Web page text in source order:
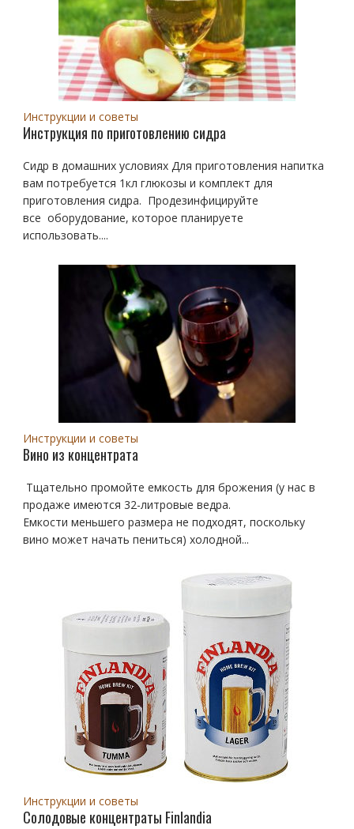
Инструкции и советы
Инструкция по приготовлению сидра
Сидр в домашних условиях Для приготовления напитка
вам потребуется 1кл глюкозы и комплект для
приготовления сидра. Продезинфицируйте
все оборудование, которое планируете
использовать....
Инструкции и советы
Вино из концентрата
Тщательно промойте емкость для брожения (у нас в
продаже имеются 32-литровые ведра.
Емкости меньшего размера не подходят, поскольку
вино может начать пениться) холодной...
Инструкции и советы
Солодовые концентраты Finlandia